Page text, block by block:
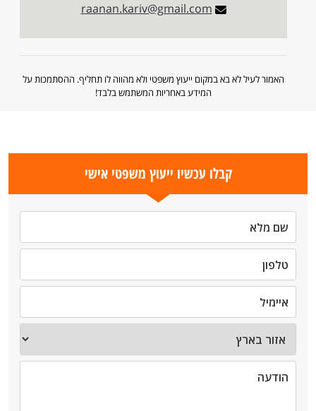
raanan.kariv@gmail.com
האמור לעיל לא בא במקום ייעוץ משפטי ולא מהווה לו תחליף. ההסתמכות על
המידע באחריות המשתמש בלבד!
קבלו עכשיו ייעוץ משפטי אישי